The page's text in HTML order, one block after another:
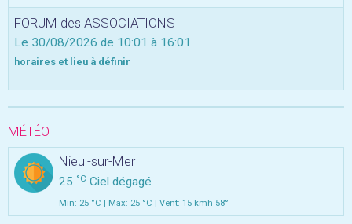
FORUM des ASSOCIATIONS
Le 30/08/2026 de 10:01 à 16:01
horaires et lieu à définir
MÉTÉO
Nieul-sur-Mer
25 °C Ciel dégagé
Min: 25 °C | Max: 25 °C | Vent: 15 kmh 58°